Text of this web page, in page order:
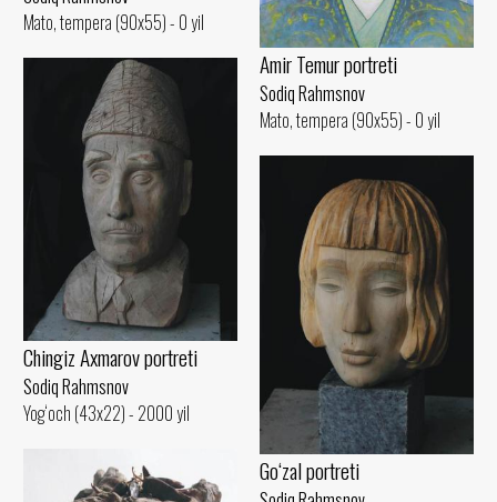
Mato, tempera (90x55) - 0 yil
Amir Temur portreti
Sodiq Rahmsnov
Mato, tempera (90x55) - 0 yil
Chingiz Axmarov portreti
Sodiq Rahmsnov
Yog‘och (43x22) - 2000 yil
Go‘zal portreti